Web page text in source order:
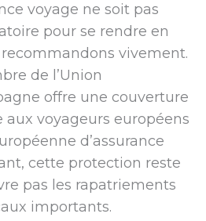
voyage ne soit pas
pour se rendre en
vivement.
de l’Union
offre une couverture
aux voyageurs européens
d’assurance
cette protection reste
pas les rapatriements
importants.